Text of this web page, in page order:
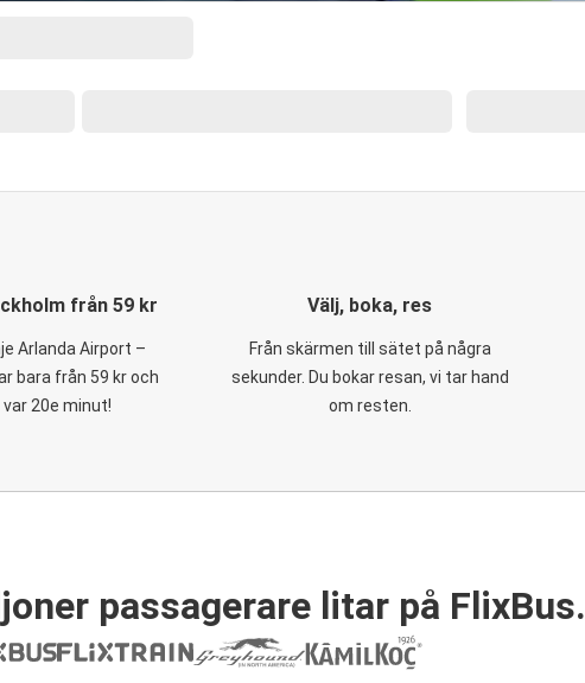
från 59 kr
Arlanda Airport –
bara från 59 kr och
var 20e minut!
Välj, boka, res
Från skärmen till sätet på några
sekunder. Du bokar resan, vi tar hand
om resten.
passagerare litar på FlixBus.